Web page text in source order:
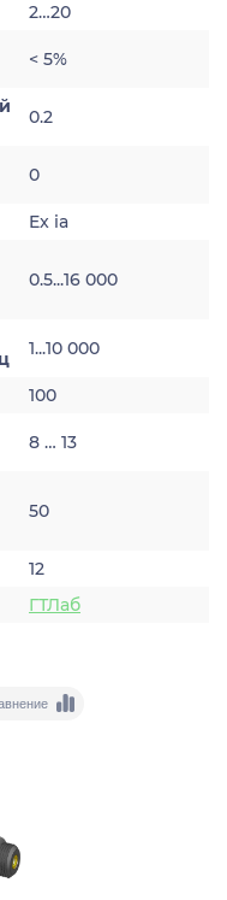
2…20
< 5%
0.2
0
Ex ia
0.5...16 000
1...10 000
100
8 … 13
50
12
ГТЛаб